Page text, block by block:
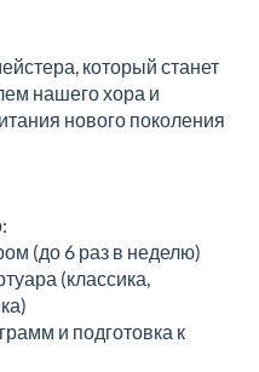
который станет
нашего хора и
нового поколения
(до 6 раз в неделю)
(классика,
и подготовка к